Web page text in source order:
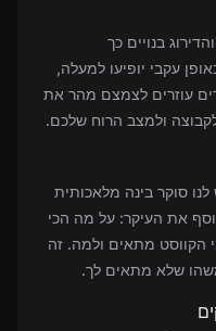
בנויים כך
עקבי יופיעו למעלה,
עוזרים לצמצם מהר את
ולמצב הרוח שלכם.
סוקר בינה מלאכותית
את העיקר: על מה הכי
הקווסט מתאים ולמה. זה
שלא מתאים לך.